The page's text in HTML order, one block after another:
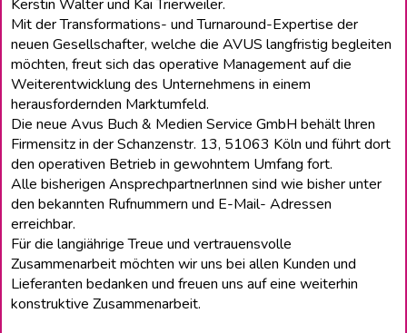
Kerstin Walter und Kai Trierweiler.
Mit der Transformations- und Turnaround-Expertise der
neuen Gesellschafter, welche die AVUS langfristig begleiten
möchten, freut sich das operative Management auf die
Weiterentwicklung des Unternehmens in einem
herausfordernden Marktumfeld.
Die neue Avus Buch & Medien Service GmbH behält lhren
Firmensitz in der Schanzenstr. 13, 51063 Köln und führt dort
den operativen Betrieb in gewohntem Umfang fort.
Alle bisherigen Ansprechpartnerlnnen sind wie bisher unter
den bekannten Rufnummern und E-Mail- Adressen
erreichbar.
Für die langiährige Treue und vertrauensvolle
Zusammenarbeit möchten wir uns bei allen Kunden und
Lieferanten bedanken und freuen uns auf eine weiterhin
konstruktive Zusammenarbeit.